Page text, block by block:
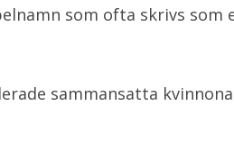
som ofta skrivs som
sammansatta